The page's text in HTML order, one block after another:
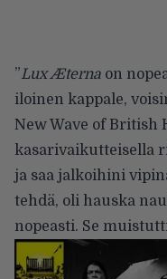
”Lux Æterna on
iloinen kappale,
New Wave of British
kasarivaikutteisella
ja saa jalkoihini
tehdä, oli hauska
nopeasti. Se